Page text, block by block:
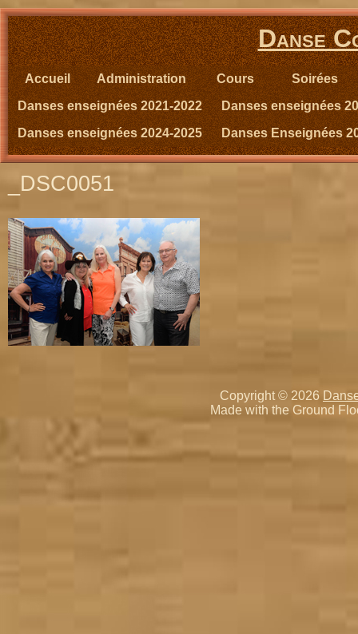
Danse
Accueil Administration Cours
Soirées
Danses enseignées 2021-2022
Danses enseignées
Danses enseignées 2024-2025
Danses Enseignées
_DSC0051
Copyright © 2026
Made with the Ground